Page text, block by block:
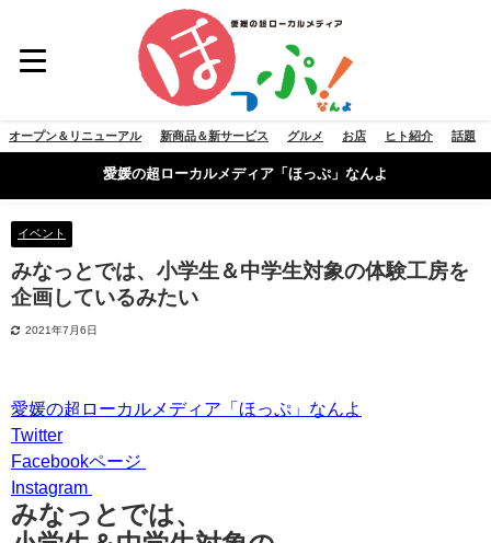
オープン＆リニューアル 新商品＆新サービス グルメ お店 ヒト紹介 話題
愛媛の超ローカルメディア「ほっぷ」なんよ
イベント
みなっとでは、小学生＆中学生対象の体験工房を
企画しているみたい
2021年7月6日
愛媛の超ローカルメディア「ほっぷ」なんよ
Twitter
Facebookページ
Instagram
みなっとでは、